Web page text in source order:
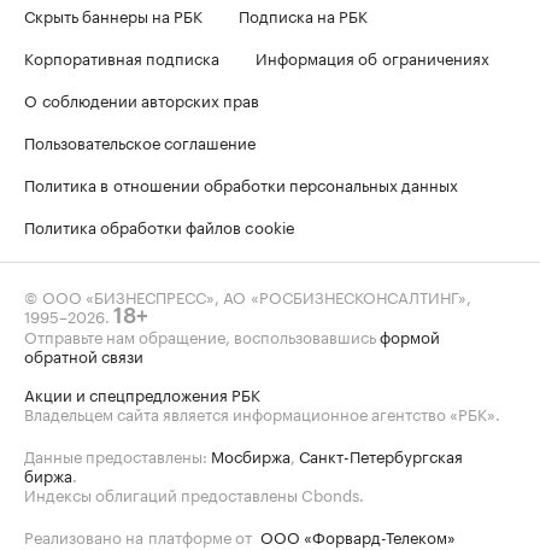
Скрыть баннеры на РБК
Подписка на РБК
Корпоративная подписка
Информация об ограничениях
О соблюдении авторских прав
Пользовательское соглашение
Политика в отношении обработки персональных данных
Политика обработки файлов cookie
© ООО «БИЗНЕСПРЕСС», АО «РОСБИЗНЕСКОНСАЛТИНГ»,
1995–2026 18+
Отправьте нам обращение, воспользовавшисьформой
обратной связи
Акции и спецпредложения РБК
Владельцем сайта является информационное агентство «РБК».
Данные предоставлены: Мосбиржа Санкт-Петербургская
биржа
Индексы облигаций предоставлены Cbonds.
Реализовано на платформе от ООО «Форвард-Телеком»